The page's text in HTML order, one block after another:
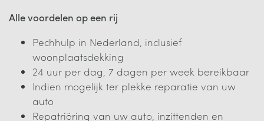
Alle voordelen op een rij
Pechhulp in Nederland, inclusief
woonplaatsdekking
24 uur per dag, 7 dagen per week bereikbaar
Indien mogelijk ter plekke reparatie van uw
auto
Repatriëring van uw auto, inzittenden en